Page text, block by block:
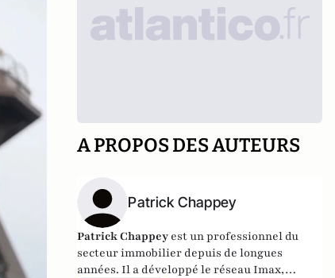
A PROPOS DES AUTEURS
Patrick Chappey
Patrick Chappey est un professionnel du
secteur immobilier depuis de longues
années. Il a développé le réseauImax,